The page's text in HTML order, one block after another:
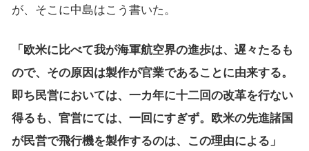
が、そこに中島はこう書いた。
「欧米に比べて我が海軍航空界の進歩は、遅々たるも
ので、その原因は製作が官業であることに由来する。
即ち民営においては、一カ年に十二回の改革を行ない
得るも、官営にては、一回にすぎず。欧米の先進諸国
が民営で飛行機を製作するのは、この理由による」